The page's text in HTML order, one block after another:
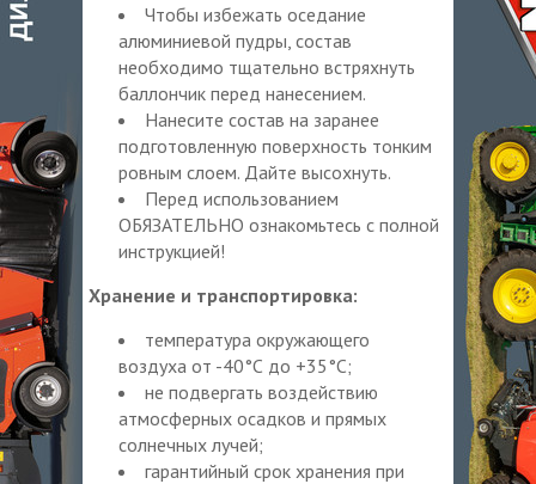
Чтобы избежать оседание
алюминиевой пудры, состав
необходимо тщательно встряхнуть
баллончик перед нанесением.
Нанесите состав на заранее
подготовленную поверхность тонким
ровным слоем. Дайте высохнуть.
Перед использованием
ОБЯЗАТЕЛЬНО ознакомьтесь с полной
инструкцией!
Хранение и транспортировка:
температура окружающего
воздуха от -40°С до +35°С;
не подвергать воздействию
атмосферных осадков и прямых
солнечных лучей;
гарантийный срок хранения при